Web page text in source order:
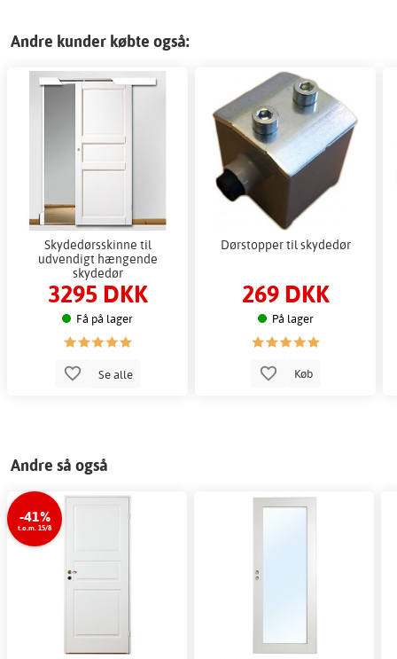
Andre kunder købte også:
Skydedørsskinne til
udvendigt hængende
skydedør
3295 DKK
Få på lager
Se alle
Dørstopper til skydedør
269 DKK
På lager
Køb
Andre så også
-41%
t.o.m. 15/8